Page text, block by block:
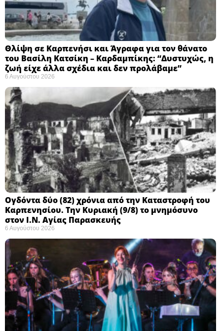
Θλίψη σε Καρπενήσι και Άγραφα για τον θάνατο
του Βασίλη Κατσίκη – Καρδαμπίκης: “Δυστυχώς, η
ζωή είχε άλλα σχέδια και δεν προλάβαμε”
6 Αυγούστου 2026
Ογδόντα δύο (82) χρόνια από την Καταστροφή του
Καρπενησίου. Την Κυριακή (9/8) το μνημόσυνο
στον Ι.Ν. Αγίας Παρασκευής
6 Αυγούστου 2026